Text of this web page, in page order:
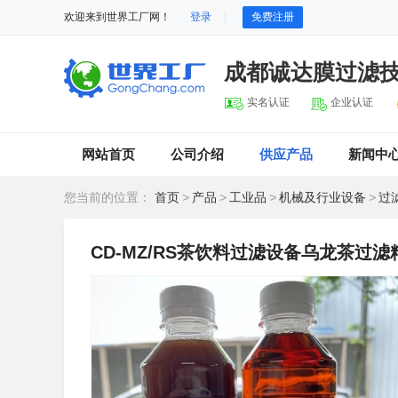
欢迎来到世界工厂网！ 登录 免费注册
成都诚达膜过滤
实名认证 企业认证
网站首页 公司介绍 供应产品 新闻中
您当前的位置： 首页 > 产品 > 工业品 >机械及行业设备 >过
CD-MZ/RS茶饮料过滤设备乌龙茶过滤